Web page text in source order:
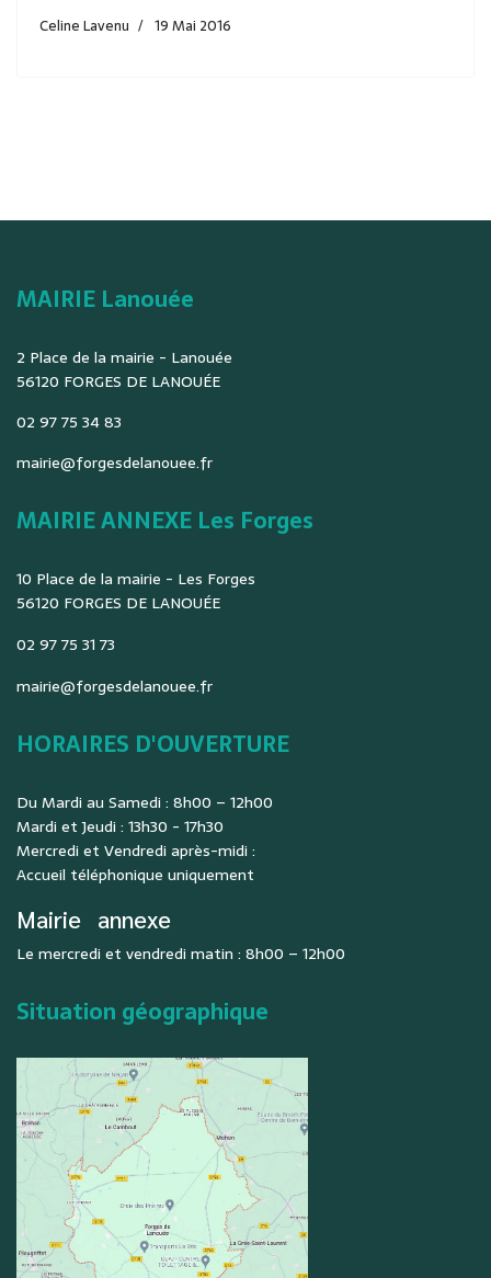
Celine Lavenu 19 Mai 2016
MAIRIE Lanouée
2 Place de la mairie - Lanouée
56120 FORGES DE LANOUÉE
02 97 75 34 83
mairie@forgesdelanouee.fr
MAIRIE ANNEXE Les Forges
10 Place de la mairie - Les Forges
56120 FORGES DE LANOUÉE
02 97 75 31 73
mairie@forgesdelanouee.fr
HORAIRES D'OUVERTURE
Du Mardi au Samedi : 8h00 – 12h00
Mardi et Jeudi : 13h30 - 17h30
Mercredi et Vendredi après-midi :
Accueil téléphonique uniquement
Mairie annexe
Le mercredi et vendredi matin : 8h00 – 12h00
Situation géographique